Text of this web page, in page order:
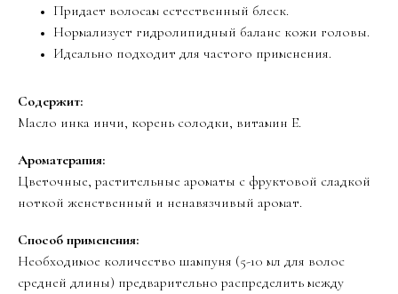
Придает волосам естественный блеск.
Нормализует гидролипидный баланс кожи головы.
Идеально подходит для частого применения.
Содержит:
Масло инка инчи, корень солодки, витамин Е.
Ароматерапия:
Цветочные, растительные ароматы с фруктовой сладкой
ноткой женственный и ненавязчивый аромат.
Способ применения:
Необходимое количество шампуня (5-10 мл для волос
средней длины) предварительно распределить между